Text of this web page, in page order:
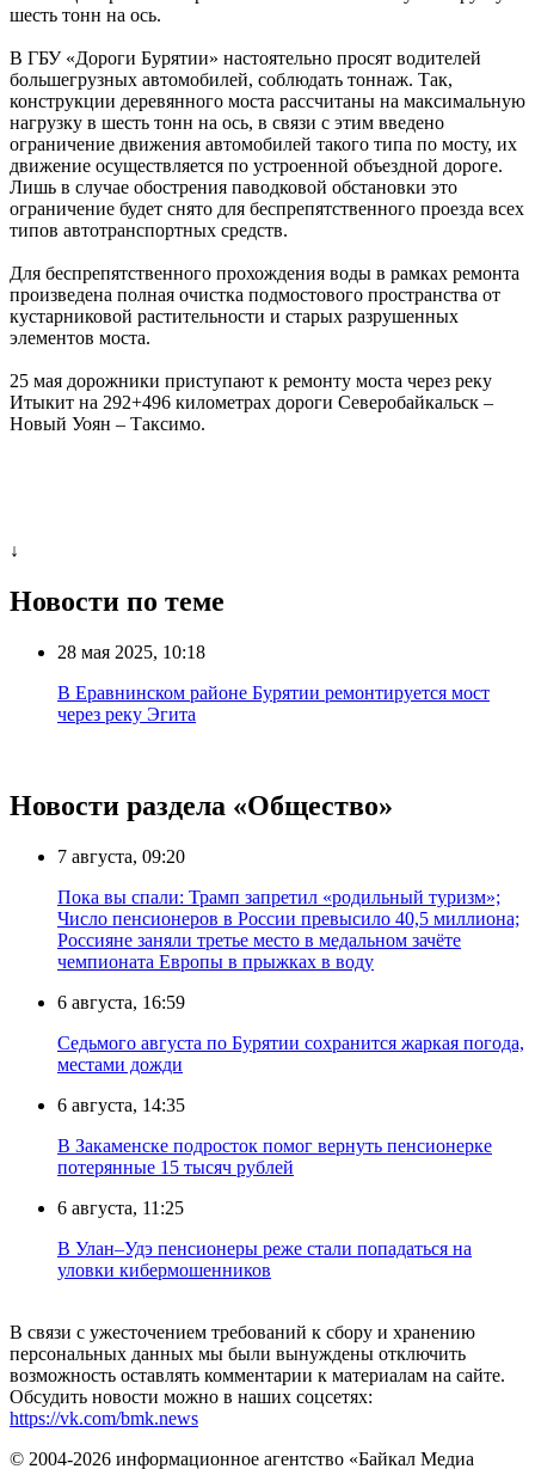
шесть тонн на ось.
В ГБУ «Дороги Бурятии» настоятельно просят водителей
большегрузных автомобилей, соблюдать тоннаж. Так,
конструкции деревянного моста рассчитаны на максимальную
нагрузку в шесть тонн на ось, в связи с этим введено
ограничение движения автомобилей такого типа по мосту, их
движение осуществляется по устроенной объездной дороге.
Лишь в случае обострения паводковой обстановки это
ограничение будет снято для беспрепятственного проезда всех
типов автотранспортных средств.
Для беспрепятственного прохождения воды в рамках ремонта
произведена полная очистка подмостового пространства от
кустарниковой растительности и старых разрушенных
элементов моста.
25 мая дорожники приступают к ремонту моста через реку
Итыкит на 292+496 километрах дороги Северобайкальск –
Новый Уоян – Таксимо.
↓
Новости по теме
28 мая 2025, 10:18
В Еравнинском районе Бурятии ремонтируется мост
через реку Эгита
Новости раздела «Общество»
7 августа, 09:20
Пока вы спали: Трамп запретил «родильный туризм»;
Число пенсионеров в России превысило 40,5 миллиона;
Россияне заняли третье место в медальном зачёте
чемпионата Европы в прыжках в воду
6 августа, 16:59
Седьмого августа по Бурятии сохранится жаркая погода,
местами дожди
6 августа, 14:35
В Закаменске подросток помог вернуть пенсионерке
потерянные 15 тысяч рублей
6 августа, 11:25
В Улан–Удэ пенсионеры реже стали попадаться на
уловки кибермошенников
В связи с ужесточением требований к сбору и хранению
персональных данных мы были вынуждены отключить
возможность оставлять комментарии к материалам на сайте.
Обсудить новости можно в наших соцсетях:
https://vk.com/bmk.news
© 2004-2026 информационное агентство «Байкал Медиа